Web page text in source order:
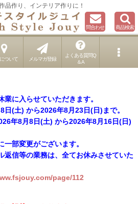
品作り、インテリア作りに！
問合わせ 商品検索
ついて メルマガ登録
よくある質問Q
＆A
に入らせていただきます。
(土) から2026年8月23日(日)まで。
年8月8日(土) から2026年8月16日(日)
部変更がございます。
返信等の業務は、全てお休みさせていた
page/112